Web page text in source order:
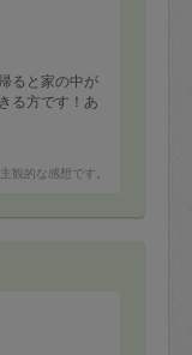
ると家の中が
る方です！あ
観的な感想です。